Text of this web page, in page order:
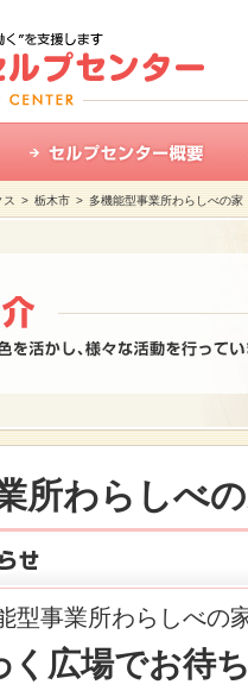
> 栃木市 > 多機能型事業所わらしべの家
所わらしべ
型事業所わらしべの
く広場でお待